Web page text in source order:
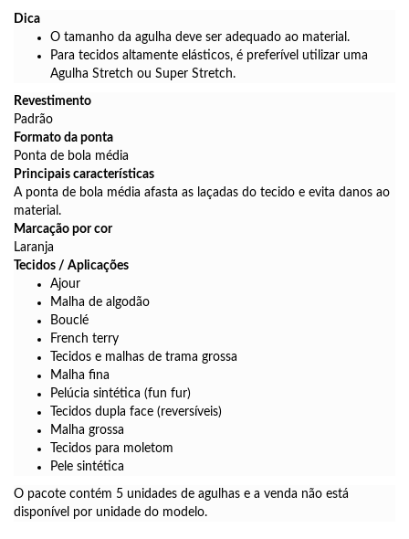
Dica
O tamanho da agulha deve ser adequado ao material.
Para tecidos altamente elásticos, é preferível utilizar uma
Agulha Stretch ou Super Stretch.
Revestimento
Padrão
Formato da ponta
Ponta de bola média
Principais características
A ponta de bola média afasta as laçadas do tecido e evita danos ao
material.
Marcação por cor
Laranja
Tecidos / Aplicações
Ajour
Malha de algodão
Bouclé
French terry
Tecidos e malhas de trama grossa
Malha fina
Pelúcia sintética (fun fur)
Tecidos dupla face (reversíveis)
Malha grossa
Tecidos para moletom
Pele sintética
O pacote contém 5 unidades de agulhas e a venda não está
disponível por unidade do modelo.